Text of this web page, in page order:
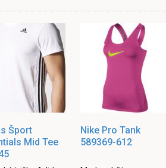
Šport
Mid Tee
Nike Pro Tank
589369-612